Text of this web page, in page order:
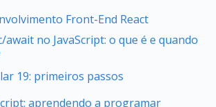
Front-End React
await no JavaScript: o que é e quando
19: primeiros passos
aprendendo a programar